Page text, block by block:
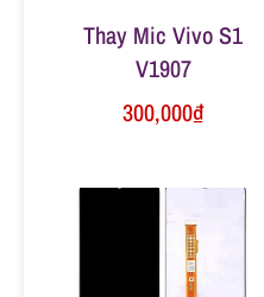
Thay Mic Vivo S1
V1907
300,000₫